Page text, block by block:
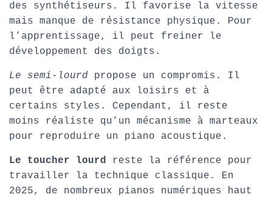
des synthétiseurs. Il favorise la vitesse
mais manque de résistance physique. Pour
l’apprentissage, il peut freiner le
développement des doigts.
Le semi-lourd propose un compromis. Il
peut être adapté aux loisirs et à
certains styles. Cependant, il reste
moins réaliste qu’un mécanisme à marteaux
pour reproduire un piano acoustique.
Le toucher lourd reste la référence pour
travailler la technique classique. En
2025, de nombreux pianos numériques haut